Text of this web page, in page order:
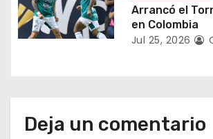
a
Arrancó el
en Colombia
Jul 25, 2026
Deja un comentario